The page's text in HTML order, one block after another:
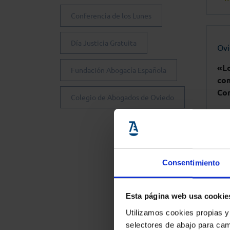
Consentimiento
Esta página web usa
Utilizamos cookies propias
selectores de abajo para
Conferencia de los Lunes
Día Justicia Gratuita
Fundación Abogacía Española
Colegio de Abogados de Oviedo
en